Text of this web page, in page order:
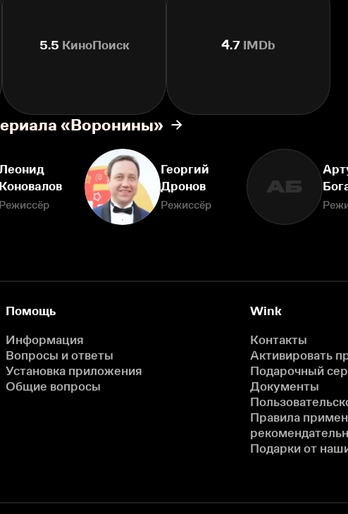
5.5 КиноПоиск 4.7IMDb
«Воронины»
Коновалов
Режиссёр
Георгий
Дронов
Режиссёр
АБ
Помощь
Информация
Вопросы и ответы
Установка приложения
Общие вопросы
Wink
Контакты
Активировать
Подарочный
Документы
Правила
Подарки от